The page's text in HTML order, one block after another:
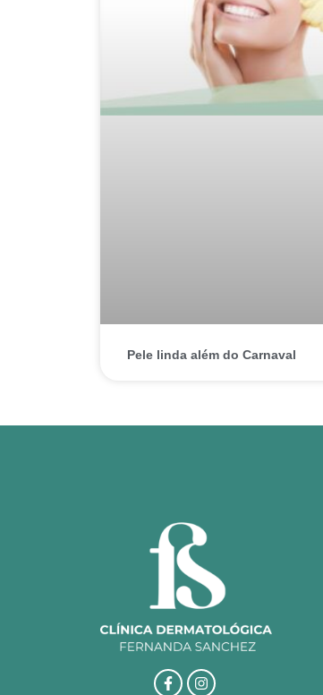
Pele linda além do Carnaval
F
a
I
n